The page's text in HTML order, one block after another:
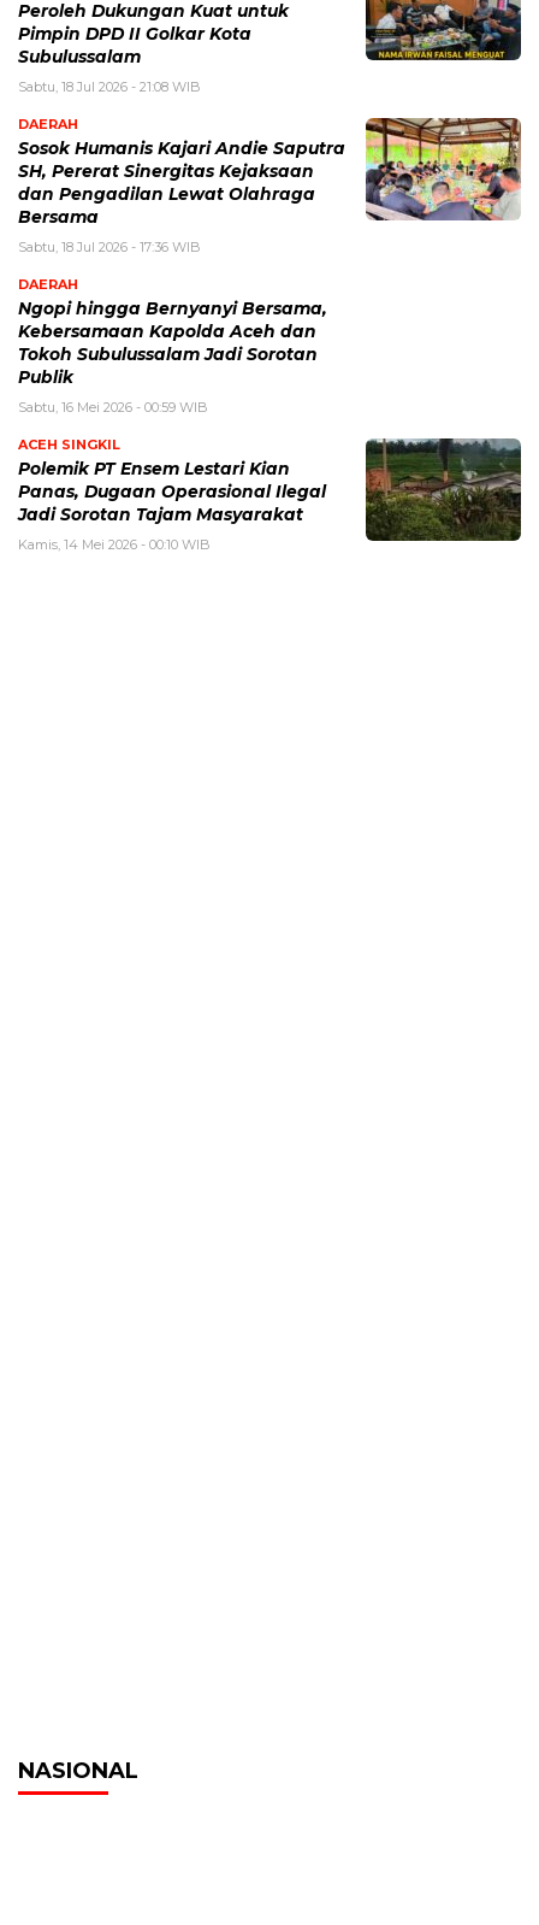
Peroleh Dukungan Kuat untuk
Pimpin DPD II Golkar Kota
Subulussalam
Sabtu, 18 Jul 2026 - 21:08 WIB
DAERAH
Sosok Humanis Kajari Andie Saputra
SH, Pererat Sinergitas Kejaksaan
dan Pengadilan Lewat Olahraga
Bersama
Sabtu, 18 Jul 2026 - 17:36 WIB
DAERAH
Ngopi hingga Bernyanyi Bersama,
Kebersamaan Kapolda Aceh dan
Tokoh Subulussalam Jadi Sorotan
Publik
Sabtu, 16 Mei 2026 - 00:59 WIB
ACEH SINGKIL
Polemik PT Ensem Lestari Kian
Panas, Dugaan Operasional Ilegal
Jadi Sorotan Tajam Masyarakat
Kamis, 14 Mei 2026 - 00:10 WIB
NASIONAL